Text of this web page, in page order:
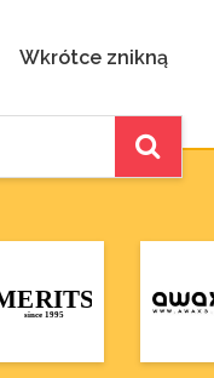
Wkrótce znikną